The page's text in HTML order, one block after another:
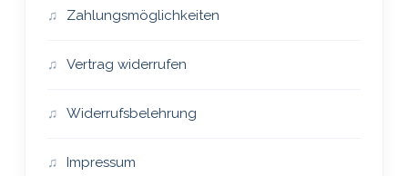
Zahlungsmöglichkeiten
Vertrag widerrufen
Widerrufsbelehrung
Impressum